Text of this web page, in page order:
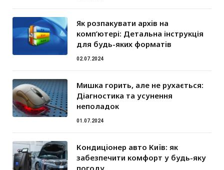
Як розпакувати архів на
комп’ютері: Детальна інструкція
для будь-яких форматів
02.07.2024
Мишка горить, але не рухається:
Діагностика та усунення
неполадок
01.07.2024
Кондиціонер авто Київ: як
забезпечити комфорт у будь-яку
погоду